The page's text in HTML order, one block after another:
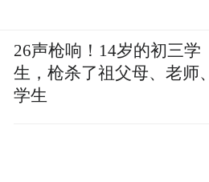
26声枪响！14岁的初三学
生，枪杀了祖父母、老师、
学生